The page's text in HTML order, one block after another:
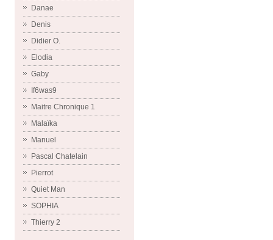
Danae
Denis
Didier O.
Elodia
Gaby
If6was9
Maitre Chronique 1
Malaïka
Manuel
Pascal Chatelain
Pierrot
Quiet Man
SOPHIA
Thierry 2